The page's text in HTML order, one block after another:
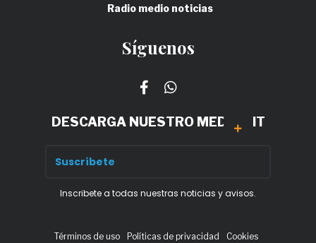
Radio medio noticias
Síguenos
DESCARGA NUESTRO MEDIA KIT
Inscribete a todas nuestras noticias y avisos.
Términos de uso Políticas de privacidad Cookies